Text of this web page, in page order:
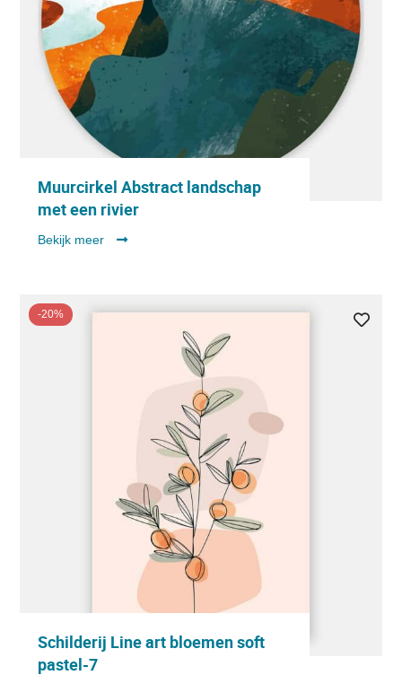
Muurcirkel Abstract landschap
met een rivier
Bekijk meer
-20%
Schilderij Line art bloemen soft
pastel-7